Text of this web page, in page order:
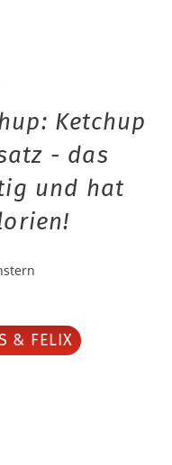
Ketchup
- das
und hat
& FELIX